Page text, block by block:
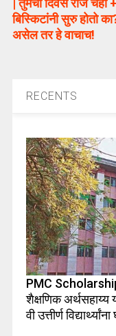
बिस्किटांनी सुरु होतो
असेल तर हे वाचाच!
RECENTS
PMC
शैक्षणिक
वी उत्तीर्ण